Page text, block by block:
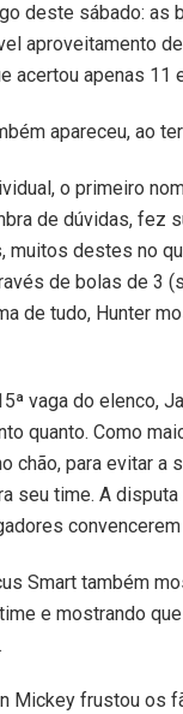
deste sábado: as
aproveitamento
acertou apenas 11
apareceu, ao
o primeiro
de dúvidas, fez
muitos destes no
de bolas de 3
de tudo, Hunter
vaga do elenco,
quanto. Como
chão, para evitar a
seu time. A
Smart também
e mostrando
Mickey frustou os